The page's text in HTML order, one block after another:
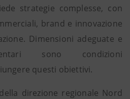
strategie complesse, con
brand e innovazione
Dimensioni adeguate e
sono condizioni
questi obiettivi.
direzione regionale Nord